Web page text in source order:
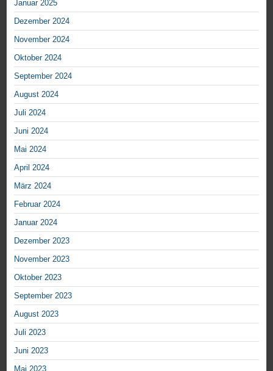
Januar 2025
Dezember 2024
November 2024
Oktober 2024
September 2024
August 2024
Juli 2024
Juni 2024
Mai 2024
April 2024
März 2024
Februar 2024
Januar 2024
Dezember 2023
November 2023
Oktober 2023
September 2023
August 2023
Juli 2023
Juni 2023
Mai 2023